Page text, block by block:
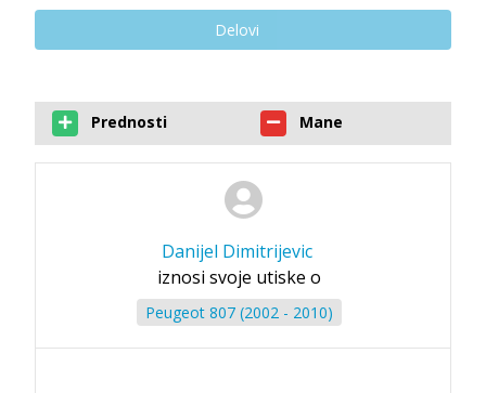
Delovi
Prednosti Mane
Danijel Dimitrijevic
iznosi svoje utiske o
Peugeot 807 (2002 - 2010)